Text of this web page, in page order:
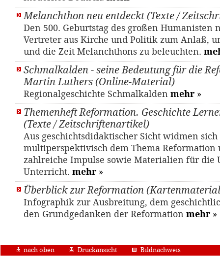
Melanchthon neu entdeckt (Texte /
Den 500. Geburtstag des großen Humanisten
Vertreter aus Kirche und Politik zum Anlaß,
und die Zeit Melanchthons zu beleuchten.
Schmalkalden - seine Bedeutung für die
Martin Luthers (Online-Material)
Regionalgeschichte Schmalkalden mehr »
Themenheft Reformation. Geschichte
(Texte / Zeitschriftenartikel)
Aus geschichtsdidaktischer Sicht widmen
multiperspektivisch dem Thema
zahlreiche Impulse sowie Materialien für die
Unterricht. mehr »
Überblick zur Reformation
Infographik zur Ausbreitung, dem
den Grundgedanken der Reformation mehr »
nach oben Druckansicht Bildnachweis